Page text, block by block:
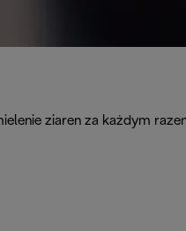
ziaren za każdym